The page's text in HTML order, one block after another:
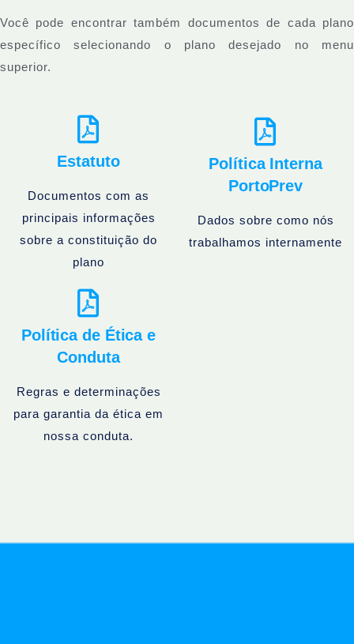
Você pode encontrar também documentos de cada plano
específico selecionando o plano desejado no menu
superior.
Estatuto
Documentos com as
principais informações
sobre a constituição do
plano
Política Interna
PortoPrev
Dados sobre como nós
trabalhamos internamente
Política de Ética e
Conduta
Regras e determinações
para garantia da ética em
nossa conduta.